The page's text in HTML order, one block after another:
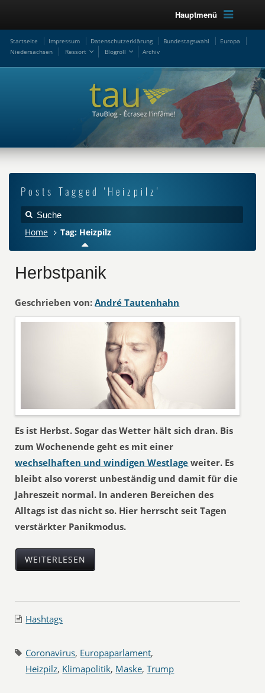
Hauptmenü
Startseite Impressum Datenschutzerklärung Bundestagswahl
Europa
Niedersachsen
Ressort Blogroll Archiv
Posts Tagged 'Heizpilz'
Home Tag: Heizpilz
Herbstpanik
Geschrieben von: André Tautenhahn
Es ist Herbst. Sogar das Wetter hält sich dran. Bis
zum Wochenende geht es mit einer
wechselhaften und windigen Westlage weiter. Es
bleibt also vorerst unbeständig und damit für die
Jahreszeit normal. In anderen Bereichen des
Alltags ist das nicht so. Hier herrscht seit Tagen
verstärkter Panikmodus.
WEITERLESEN
Hashtags
Coronavirus, Europaparlament,
Heizpilz, Klimapolitik, Maske,Trump